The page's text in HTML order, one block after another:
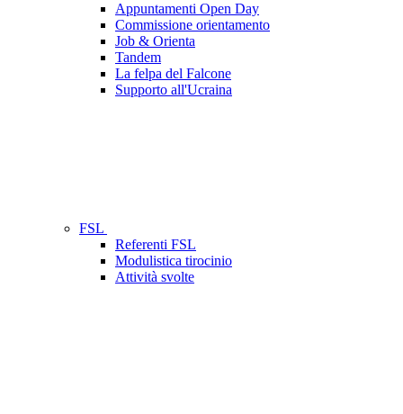
Appuntamenti Open Day
Commissione orientamento
Job & Orienta
Tandem
La felpa del Falcone
Supporto all'Ucraina
FSL
Referenti FSL
Modulistica tirocinio
Attività svolte